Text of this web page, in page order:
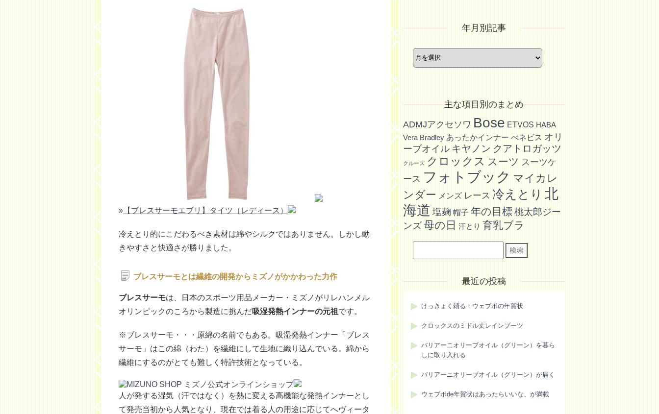
» 【ブレスサーモエブリ】タイツ（レディース）
冷えとり的にこだわるべき素材は綿やシルクではありません。しかし動
きやすさと快適さが勝りました。
ブレスサーモとは繊維の開発からミズノがかかわった力作
ブレスサーモは、日本のスポーツ用品メーカー・ミズノがリレハンメル
オリンピックのころから製造に挑んだ吸湿発熱インナーの元祖 です。
※ブレスサーモ・・・原綿の名前でもある。吸湿発熱インナー「ブレス
サーモ」はこの綿（わた）を繊維にして生地に織り込んでいる。綿から
繊維にするのがとても難しく特許技術となっている。
人が発する湿気（汗ではなく）を熱に変える高機能な発熱インナーとし
て発売当初から人気となり、現在では着る人の用途に応じてへヴィータ
年月別記事
主な項目別のまとめ
ADMJアクセソワ Bose ETVOS HABA
Vera Bradley あったかインナー べネビス オリ
ーブオイル キヤノン クアトロガッツ
クルーズ クロックス スーツ スーツケ
ース フォトブック マイカレ
ンダー メンズ レース 冷えとり 北
海道 塩麹 帽子 年の目標 桃太郎ジー
ンズ母の日 汗とり 育乳ブラ
最近の投稿
けっきょく頼る：ウェブポの年賀状
クロックスのミドル丈レインブーツ
バリアーニオリーブオイル（グリーン）を暮ら
しに取り入れる
バリアーニオリーブオイル（グリーン）が届く
ウェブポde年賀状はあったらいいな、が満載